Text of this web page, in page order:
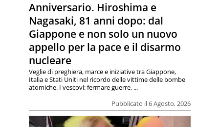
Anniversario. Hiroshima e
Nagasaki, 81 anni dopo: dal
Giappone e non solo un nuovo
appello per la pace e il disarmo
nucleare
Pubblicato il 6 Agosto, 2026
Veglie di preghiera, marce e iniziative tra Giappone,
Italia e Stati Uniti nel ricordo delle vittime delle bombe
atomiche. I vescovi: fermare guerre, ...